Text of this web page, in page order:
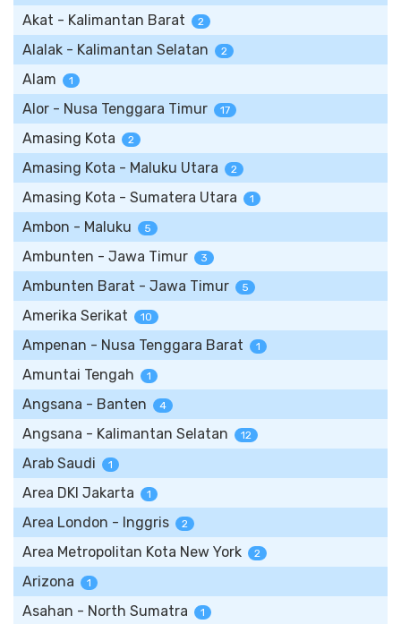
Akat - Kalimantan Barat 2
Alalak - Kalimantan Selatan 2
Alam 1
Alor - Nusa Tenggara Timur 17
Amasing Kota 2
Amasing Kota - Maluku Utara 2
Amasing Kota - Sumatera Utara 1
Ambon - Maluku 5
Ambunten - Jawa Timur 3
Ambunten Barat - Jawa Timur 5
Amerika Serikat 10
Ampenan - Nusa Tenggara Barat 1
Amuntai Tengah 1
Angsana - Banten 4
Angsana - Kalimantan Selatan 12
Arab Saudi 1
Area DKI Jakarta 1
Area London - Inggris 2
Area Metropolitan Kota New York 2
Arizona 1
Asahan - North Sumatra 1